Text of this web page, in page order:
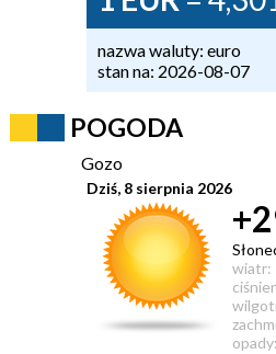
nazwa waluty: euro
stan na: 2026-08-07
POGODA
Gozo
Dziś, 8 sierpnia 2026
wiatr:
opady: